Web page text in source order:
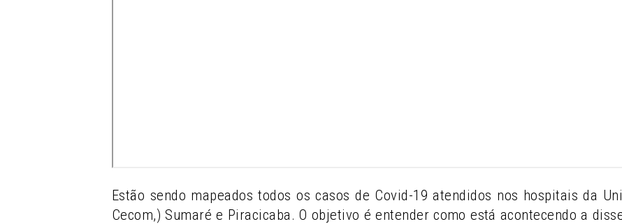
Estão sendo mapeados todos os casos de Covid-19 atendidos nos hospitais da
Cecom,) Sumaré e Piracicaba. O objetivo é entender como está acontecendo a